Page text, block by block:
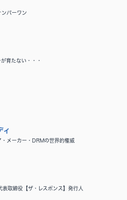
ンバーワン
育たない・・・
ィ
・メーカー・DRMの世界的権威
表取締役【ザ・レスポンス】発行人